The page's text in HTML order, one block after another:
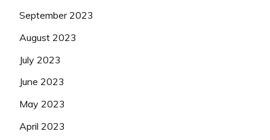
September 2023
August 2023
July 2023
June 2023
May 2023
April 2023